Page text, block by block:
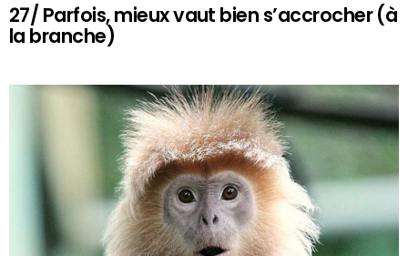
27/ Parfois, mieux vaut bien s’accrocher (à
la branche)